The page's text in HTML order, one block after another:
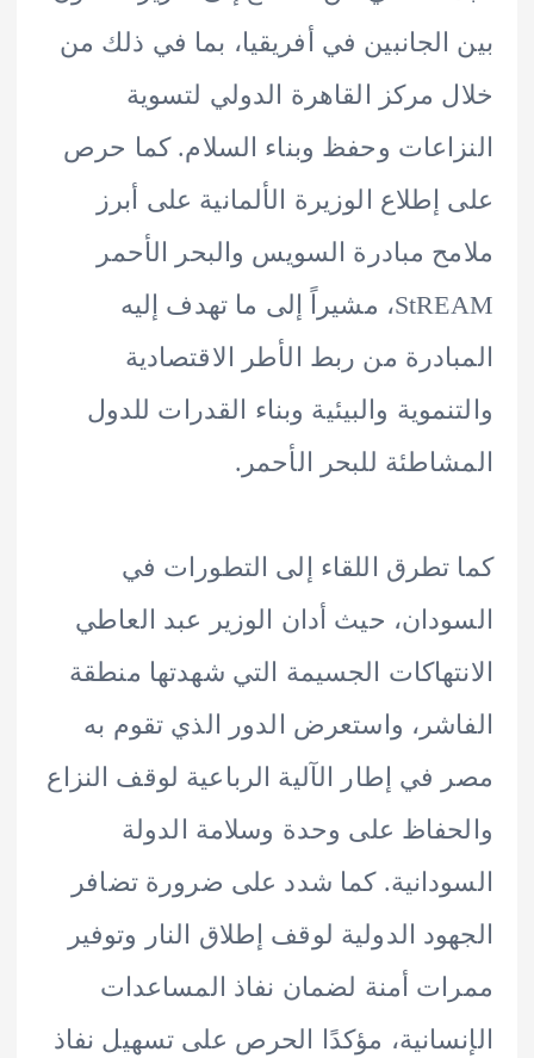
في أفريقيا، بما في ذلك من
مركز القاهرة الدولي لتسوية
وحفظ وبناء السلام. كما حرص
الوزيرة الألمانية على أبرز
مبادرة السويس والبحر الأحمر
StREAM، مشيراً إلى ما تهدف إليه
من ربط الأطر الاقتصادية
والبيئية وبناء القدرات للدول
للبحر الأحمر.
اللقاء إلى التطورات في
حيث أدان الوزير عبد العاطي
الجسيمة التي شهدتها منطقة
واستعرض الدور الذي تقوم به
إطار الآلية الرباعية لوقف النزاع
على وحدة وسلامة الدولة
كما شدد على ضرورة تضافر
الدولية لوقف إطلاق النار وتوفير
أمنة لضمان نفاذ المساعدات
مؤكدًا الحرص على تسهيل نفاذ